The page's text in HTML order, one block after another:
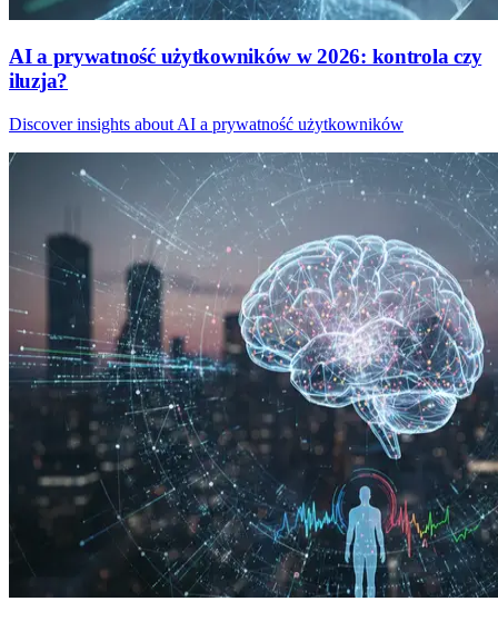
AI a prywatność użytkowników w 2026: kontrola czy
iluzja?
Discover insights about AI a prywatność użytkowników